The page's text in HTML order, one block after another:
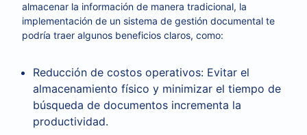
almacenar la información de manera tradicional, la
implementación de un sistema de gestión documental te
podría traer algunos beneficios claros, como:
Reducción de costos operativos: Evitar el
almacenamiento físico y minimizar el tiempo de
búsqueda de documentos incrementa la
productividad.